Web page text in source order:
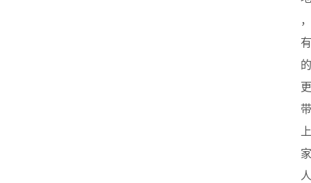
，
有
的
更
带
上
家
人